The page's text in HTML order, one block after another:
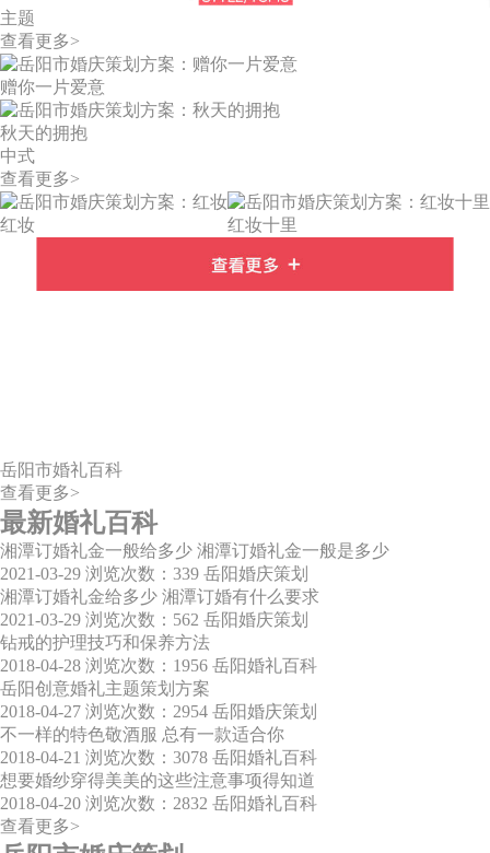
主题
查看更多>
赠你一片爱意
秋天的拥抱
中式
查看更多>
红妆 红妆十里
岳阳市婚礼百科
查看更多>
最新婚礼百科
湘潭订婚礼金一般给多少 湘潭订婚礼金一般是多少
2021-03-29 浏览次数：339 岳阳婚庆策划
湘潭订婚礼金给多少 湘潭订婚有什么要求
2021-03-29 浏览次数：562 岳阳婚庆策划
钻戒的护理技巧和保养方法
2018-04-28 浏览次数：1956 岳阳婚礼百科
岳阳创意婚礼主题策划方案
2018-04-27 浏览次数：2954 岳阳婚庆策划
不一样的特色敬酒服 总有一款适合你
2018-04-21 浏览次数：3078 岳阳婚礼百科
想要婚纱穿得美美的这些注意事项得知道
2018-04-20 浏览次数：2832 岳阳婚礼百科
查看更多>